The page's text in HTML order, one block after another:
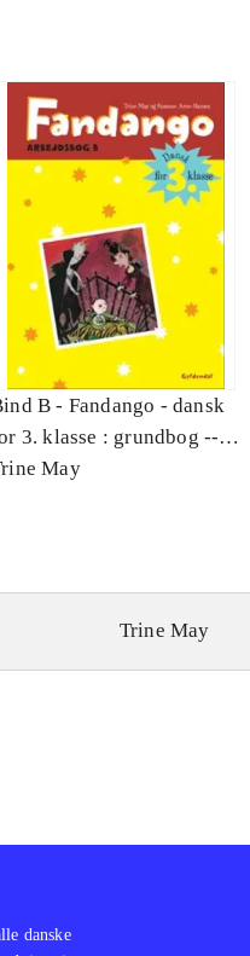
B - Fandango - dansk
3. klasse : grundbog --
Bind B
May
Trine May
danske